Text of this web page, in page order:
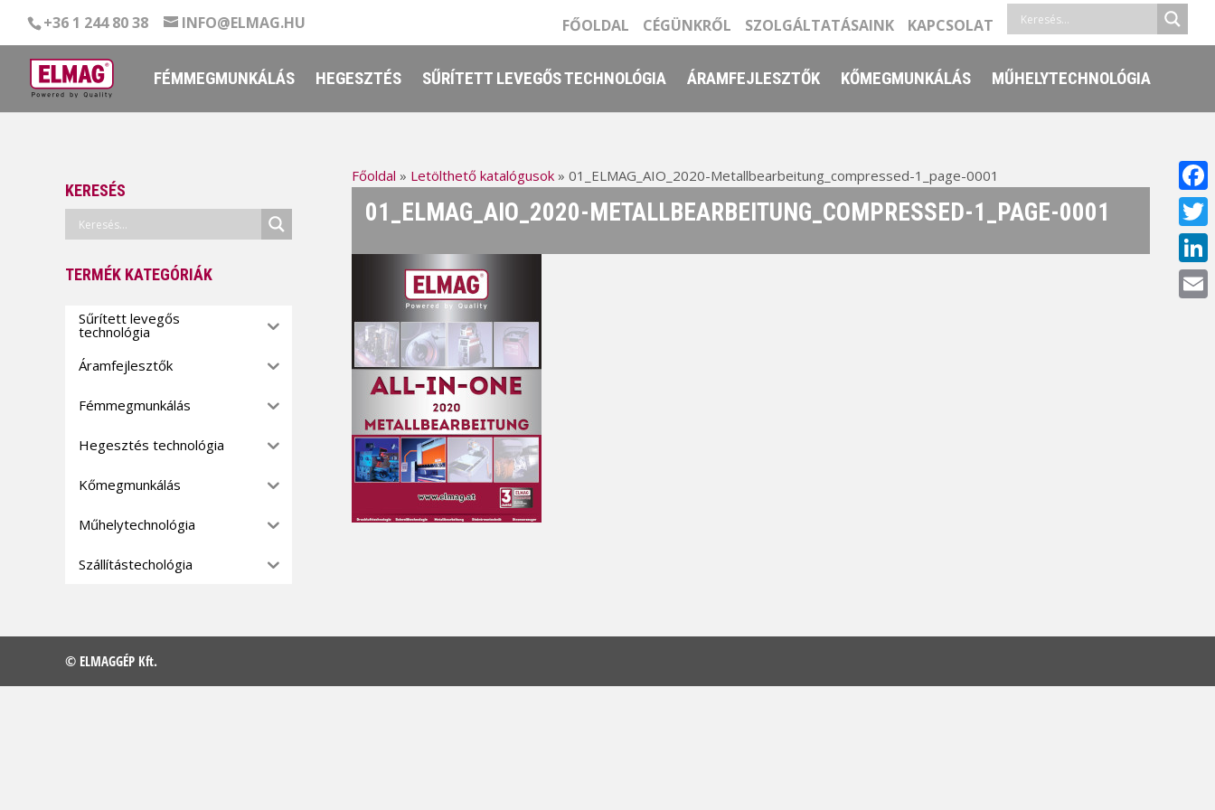
+36 1 244 80 38 INFO@ELMAG.HU FŐOLDAL CÉGÜNKRŐL SZOLGÁLTATÁSAINK KAPCSOLAT
FÉMMEGMUNKÁLÁS HEGESZTÉS SŰRÍTETT LEVEGŐS TECHNOLÓGIA ÁRAMFEJLESZTŐK KŐMEGMUNKÁLÁS MŰHELYTECHNOLÓGIA
Főoldal » Letölthető katalógusok» 01_ELMAG_AIO_2020-Metallbearbeitung_compressed-1_page-0001
01_ELMAG_AIO_2020-METALLBEARBEITUNG_COMPRESSED-1_PAGE-0001
KERESÉS
TERMÉK KATEGÓRIÁK
Sűrített levegős
technológia
Áramfejlesztők
Fémmegmunkálás
Hegesztés technológia
Kőmegmunkálás
Műhelytechnológia
Szállítástechológia
© ELMAGGÉP Kft.